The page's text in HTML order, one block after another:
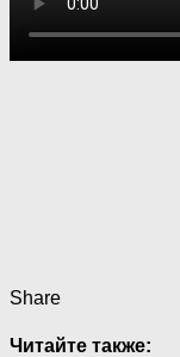
Share
Читайте также: